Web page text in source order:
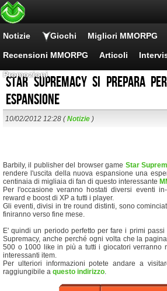
Notizie Giochi Migliori MMORPG
Recensioni MMORPG Articoli
Promozioni
Star Supremacy si prepara
espansione
10/02/2012 12:28 (Notizie )
Barbily, il publisher del browser game Star
rendere l'uscita della nuova espansione una
centinaia di migliaia di fan di questo interessante
Per l'occasione veranno hostati diversi eventi
reward e boost di XP a tutti i player.
Gli eventi, divisi in tre round distinti, sono
finiranno verso fine mese.
E' quindi un periodo perfetto per fare i primi
Supremacy, anche perché ogni volta che la
500 o 1000 like in più a tutti i giocatori verranno
interessanti item.
Per ulteriori informazioni potete andare a
raggiungibile a questo indirizzo.